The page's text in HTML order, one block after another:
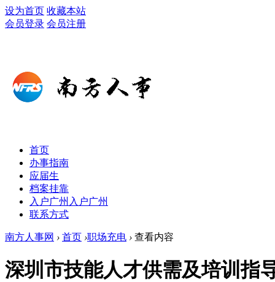
设为首页 收藏本站
会员登录 会员注册
首页
办事指南
应届生
档案挂靠
入户广州 入户广州
联系方式
南方人事网 › 首页 ›职场充电 › 查看内容
深圳市技能人才供需及培训指